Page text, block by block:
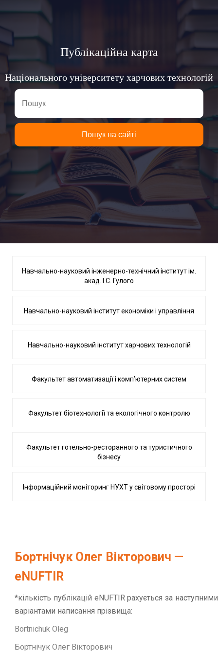
Публікаційна карта
Національного університету харчових технологій
Навчально-науковий інженерно-технічний інститут ім.
акад. І.С. Гулого
Навчально-науковий інститут економіки і управління
Навчально-науковий інститут харчових технологій
Факультет автоматизації і комп’ютерних систем
Факультет біотехнології та екологічного контролю
Факультет готельно-ресторанного та туристичного
бізнесу
Інформаційний моніторинг НУХТ у світовому просторі
Бортнічук Олег Вікторович —
eNUFTIR
*кількість публікацій eNUFTIR рахується за наступними
варіантами написання прізвища:
Bortnichuk Oleg
Бортнічук Олег Вікторович